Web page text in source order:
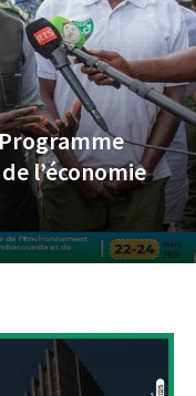
l’économie